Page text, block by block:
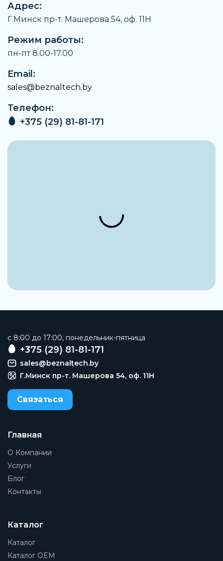
Длина
93 мм
Ширина
67 мм
Высота
1,6 кг
Уплотнение
NBR (Бутадиен-нитрильный каучук)
Заказать
Адрес:
Г.Минск пр-т. Машерова 54, оф. 11H
Режим работы:
пн-пт 8.00-17.00
Email:
sales@beznaltech.by
Телефон:
+375 (29) 81-81-171
c 8:00 до 17:00, понедельник-пятница
+375 (29) 81-81-171
sales@beznaltech.by
Г.Минск пр-т. Машерова 54, оф. 11H
Связаться
Главная
О Компании
Услуги
Блог
Контакты
Каталог
Каталог
Каталог OEM